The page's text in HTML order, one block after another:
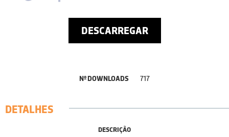
DESCARREGAR
Nº DOWNLOADS 717
DETALHES
DESCRIÇÃO